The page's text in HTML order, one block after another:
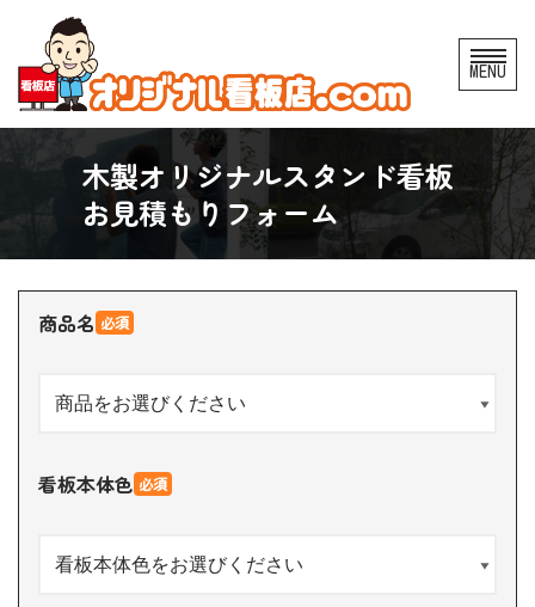
コ
ン
テ
ス
キ
MENU
木製オリジナルスタンド看板
お見積もりフォーム
商品名 必須
看板本体色 必須